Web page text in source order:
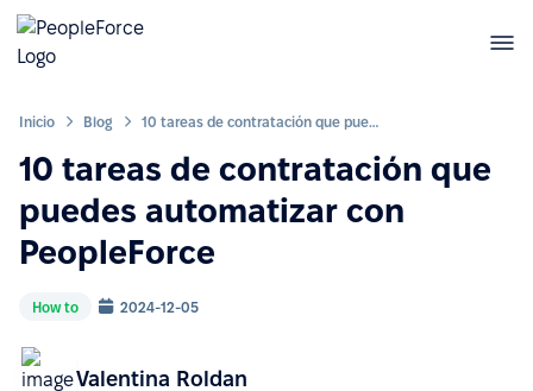
Inicio Blog 10 tareas de contratación que puedes automatizar con PeopleForce
10 tareas de contratación que
puedes automatizar con
PeopleForce
How to 2024-12-05
Valentina Roldan